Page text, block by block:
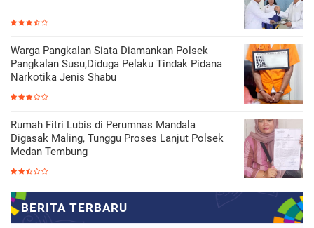
Warga Pangkalan Siata Diamankan Polsek
Pangkalan Susu,Diduga Pelaku Tindak Pidana
Narkotika Jenis Shabu
Rumah Fitri Lubis di Perumnas Mandala
Digasak Maling, Tunggu Proses Lanjut Polsek
Medan Tembung